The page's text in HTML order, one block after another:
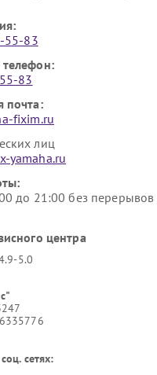
55-83
83
почта:
fixim.ru
лиц
yamaha.ru
до 21:00 без
центра
5.0
сетях: